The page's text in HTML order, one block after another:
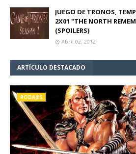
JUEGO DE TRONOS,
2X01 "THE NORTH
(SPOILERS)
Abril 02, 2012
ARTÍCULO DESTACADO
RODAJES